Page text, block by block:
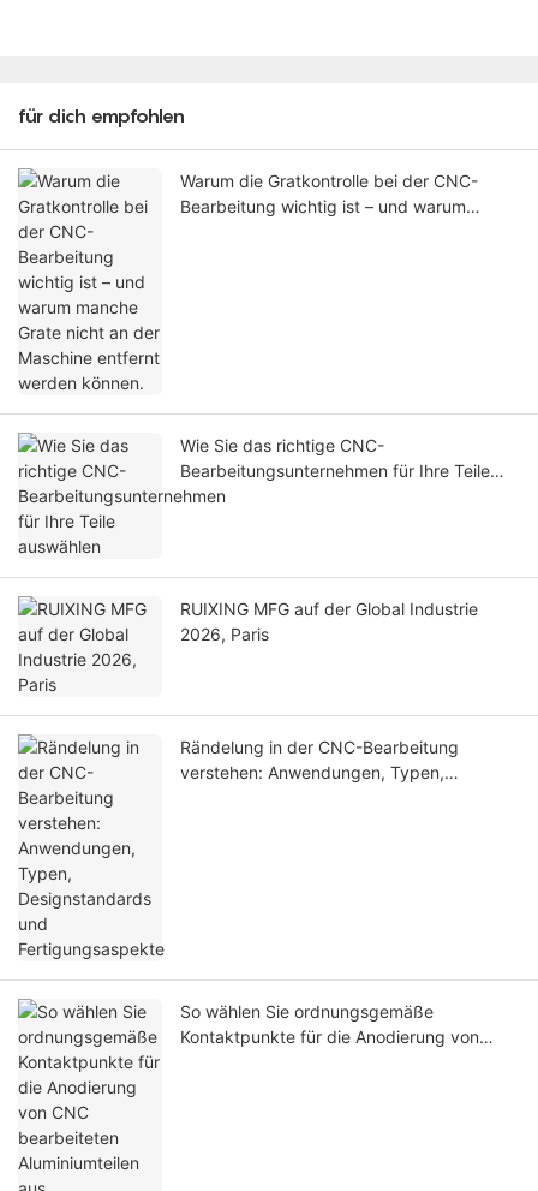
für dich empfohlen
Warum die Gratkontrolle bei der CNC-
Bearbeitung wichtig ist – und warum
Wie Sie das richtige CNC-
Bearbeitungsunternehmen für Ihre Teile
auswählen
RUIXING MFG auf der Global Industrie
2026, Paris
Rändelung in der CNC-Bearbeitung
verstehen: Anwendungen, Typen,
So wählen Sie ordnungsgemäße
Kontaktpunkte für die Anodierung von